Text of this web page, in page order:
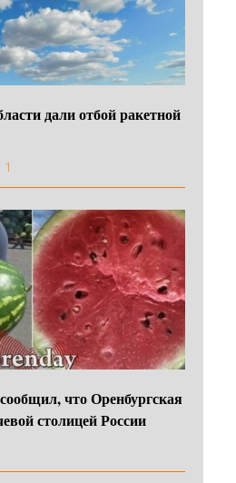
дали отбой ракетной
1
что Оренбургская
столицей России